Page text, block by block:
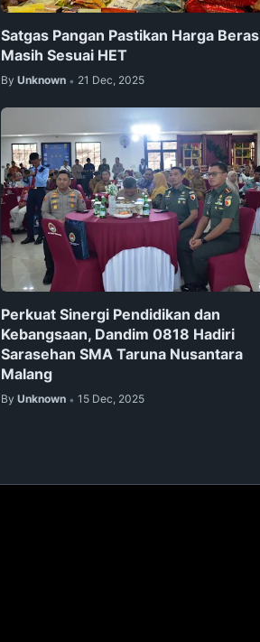
Satgas Pangan Pastikan Harga Beras
Masih Sesuai HET
By Unknown • 21 Dec, 2025
Perkuat Sinergi Pendidikan dan
Kebangsaan, Dandim 0818 Hadiri
Sarasehan SMA Taruna Nusantara
Malang
By Unknown • 15 Dec, 2025